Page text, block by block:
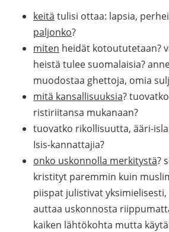
keitä tulisi ottaa: lapsia,
paljonko?
miten heidät kotoututetaan?
heistä tulee suomalaisia?
muodostaa ghettoja, omia
mitä kansallisuuksia?
ristiriitansa mukanaan?
tuovatko rikollisuutta, ääri-
Isis-kannattajia?
onko uskonnolla merkitystä?
kristityt paremmin kuin
piispat julistivat
auttaa uskonnosta
kaiken lähtökohta mutta